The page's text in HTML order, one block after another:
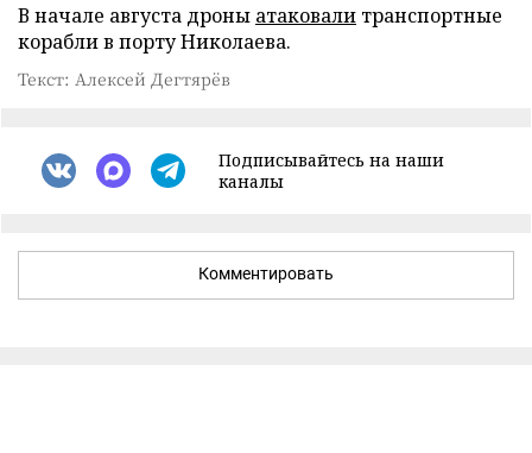
В начале августа дроны атаковали транспортные
корабли в порту Николаева.
Текст: Алексей Дегтярёв
Подписывайтесь на наши
каналы
Комментировать